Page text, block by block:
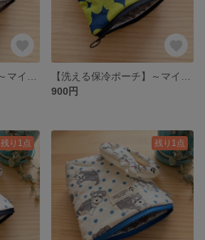
900円
残り1点 残り1点